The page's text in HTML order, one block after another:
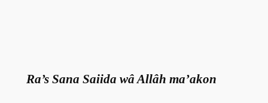
Ra’s Sana Saiida wâ Allâh ma’akon